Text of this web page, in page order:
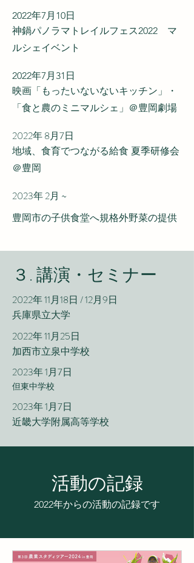
2022年7月10日
神鍋パノラマトレイルフェス2022 マ
ルシェイベント
2022年7月31日
映画「もったいないないキッチン」・
「食と農のミニマルシェ」＠豊岡劇場
2022年 8月7日
地域、食育でつながる給食 夏季研修会
＠豊岡
2023年 2月 ~
豊岡市の子供食堂へ規格外野菜の提供
​３. 講演・セミナー
2022年 11月18日 / 12月9日
兵庫県立大学
2022年 11月25日
​加西市立泉中学校
2023年 1月7日
​但東中学校
2023年 1月7日
近畿大学附属高等学校
活動の記録
2022年からの活動の記録です